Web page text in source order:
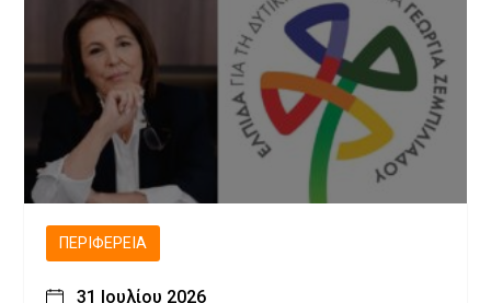
ΠΕΡΙΦΈΡΕΙΑ
31 Ιουλίου 2026